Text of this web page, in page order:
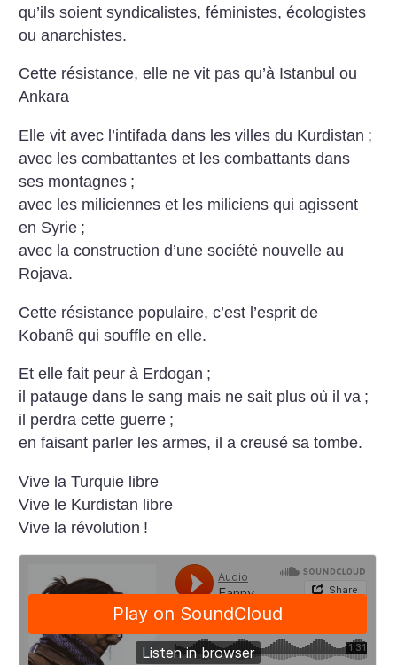
qu’ils soient syndicalistes, féministes, écologistes
ou anarchistes.
Cette résistance, elle ne vit pas qu’à Istanbul ou
Ankara
Elle vit avec l’intifada dans les villes du Kurdistan ;
avec les combattantes et les combattants dans
ses montagnes ;
avec les miliciennes et les miliciens qui agissent
en Syrie ;
avec la construction d’une société nouvelle au
Rojava.
Cette résistance populaire, c’est l’esprit de
Kobanê qui souffle en elle.
Et elle fait peur à Erdogan ;
il patauge dans le sang mais ne sait plus où il va ;
il perdra cette guerre ;
en faisant parler les armes, il a creusé sa tombe.
Vive la Turquie libre
Vive le Kurdistan libre
Vive la révolution !